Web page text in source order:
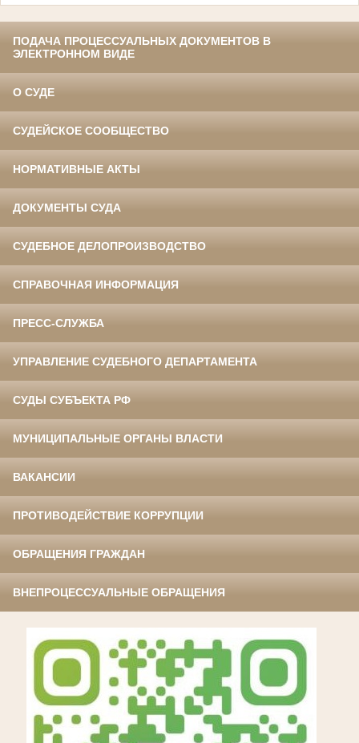
ПОДАЧА ПРОЦЕССУАЛЬНЫХ ДОКУМЕНТОВ В
ЭЛЕКТРОННОМ ВИДЕ
О СУДЕ
СУДЕЙСКОЕ СООБЩЕСТВО
НОРМАТИВНЫЕ АКТЫ
ДОКУМЕНТЫ СУДА
СУДЕБНОЕ ДЕЛОПРОИЗВОДСТВО
СПРАВОЧНАЯ ИНФОРМАЦИЯ
ПРЕСС-СЛУЖБА
УПРАВЛЕНИЕ СУДЕБНОГО ДЕПАРТАМЕНТА
СУДЫ СУБЪЕКТА РФ
МУНИЦИПАЛЬНЫЕ ОРГАНЫ ВЛАСТИ
ВАКАНСИИ
ПРОТИВОДЕЙСТВИЕ КОРРУПЦИИ
ОБРАЩЕНИЯ ГРАЖДАН
ВНЕПРОЦЕССУАЛЬНЫЕ ОБРАЩЕНИЯ